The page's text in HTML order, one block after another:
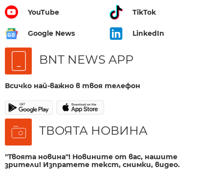
YouTube TikTok
Google News LinkedIn
BNT NEWS APP
Всичко най-важно в твоя телефон
ТВОЯТА НОВИНА
"Твоята новина"! Новините от вас, нашите
зрители! Изпратете текст, снимки, видео.